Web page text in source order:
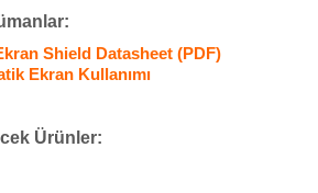
Shield Datasheet (PDF)
Ekran Kullanımı
Ürünler: